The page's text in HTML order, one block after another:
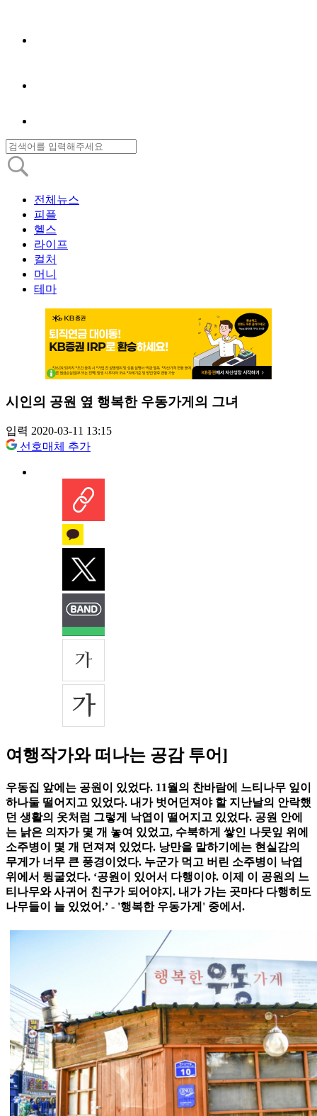
전체뉴스
피플
헬스
라이프
컬처
머니
테마
시인의 공원 옆 행복한 우동가게의 그녀
입력 2020-03-11 13:15
선호매체 추가
여행작가와 떠나는 공감 투어]
우동집 앞에는 공원이 있었다. 11월의 찬바람에 느티나무 잎이
하나둘 떨어지고 있었다. 내가 벗어던져야 할 지난날의 안락했
던 생활의 옷처럼 그렇게 낙엽이 떨어지고 있었다. 공원 안에
는 낡은 의자가 몇 개 놓여 있었고, 수북하게 쌓인 나뭇잎 위에
소주병이 몇 개 던져져 있었다. 낭만을 말하기에는 현실감의
무게가 너무 큰 풍경이었다. 누군가 먹고 버린 소주병이 낙엽
위에서 뒹굴었다. ‘공원이 있어서 다행이야. 이제 이 공원의 느
티나무와 사귀어 친구가 되어야지. 내가 가는 곳마다 다행히도
나무들이 늘 있었어.’ - '행복한 우동가게' 중에서.